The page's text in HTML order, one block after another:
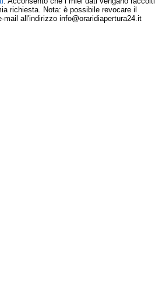
richiesta. Nota: è possibile revocare il
all'indirizzo info@oraridiapertura24.it